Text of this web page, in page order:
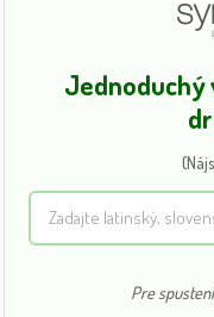
Jednoduchý
Pre